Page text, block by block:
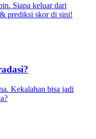
Siapa keluar dari
prediksi skor di sini!
Kekalahan bisa jadi